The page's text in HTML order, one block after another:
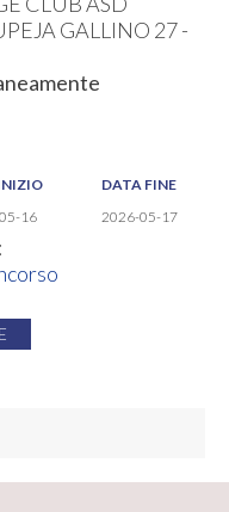
GALLINO 27 -
DATA FINE
16 2026-05-17